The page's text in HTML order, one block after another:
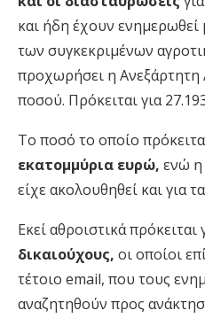
και ήδη έχουν ενημερωθεί
των συγκεκριμένων
προχωρήσει η
ποσού. Πρόκειται για
Το ποσό το οποίο
εκατομμύρια ευρώ, ενώ η
είχε ακολουθηθεί και για
Εκεί αθροιστικά πρόκειται
δικαιούχους, οι οποίοι
τέτοιο email, που τους
αναζητηθούν προς